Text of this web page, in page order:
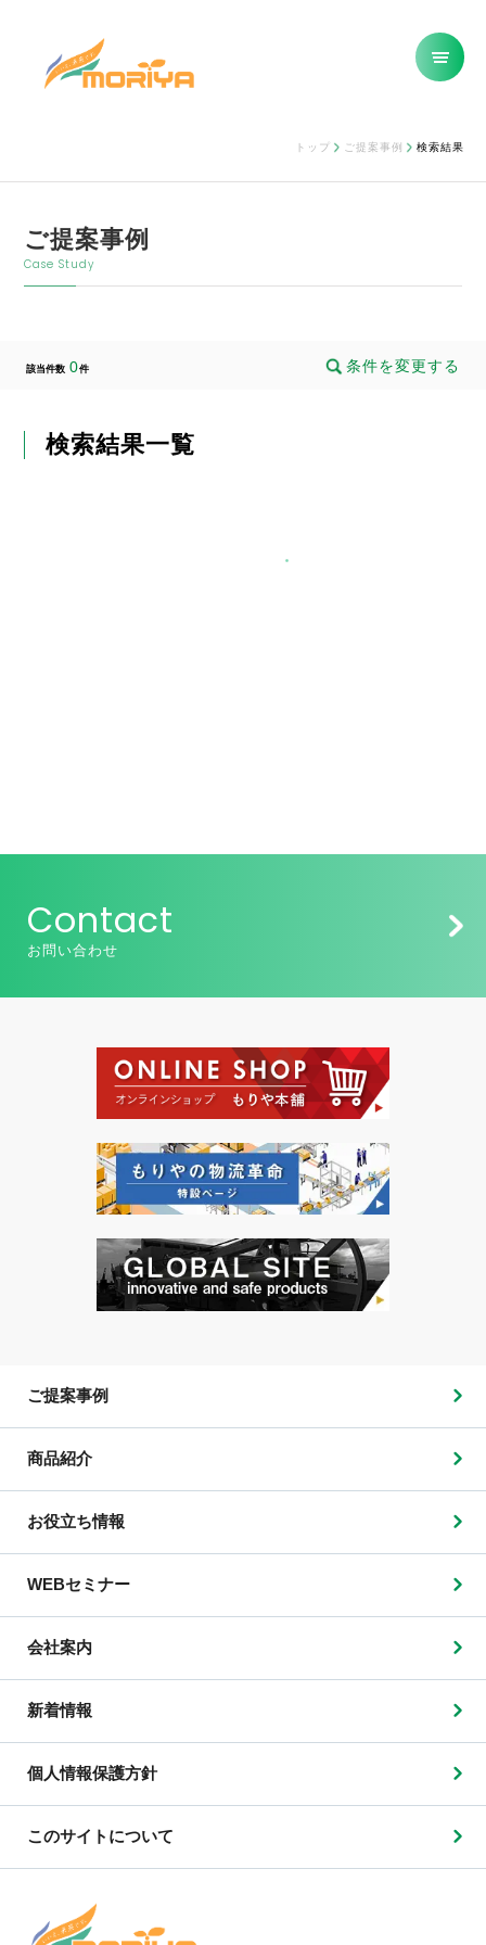
トップ ご提案事例 検索結果
ご提案事例
Case Study
該当件数 0件 条件を変更する
検索結果一覧
Contact
お問い合わせ
ご提案事例
商品紹介
お役立ち情報
WEBセミナー
会社案内
新着情報
個人情報保護方針
このサイトについて